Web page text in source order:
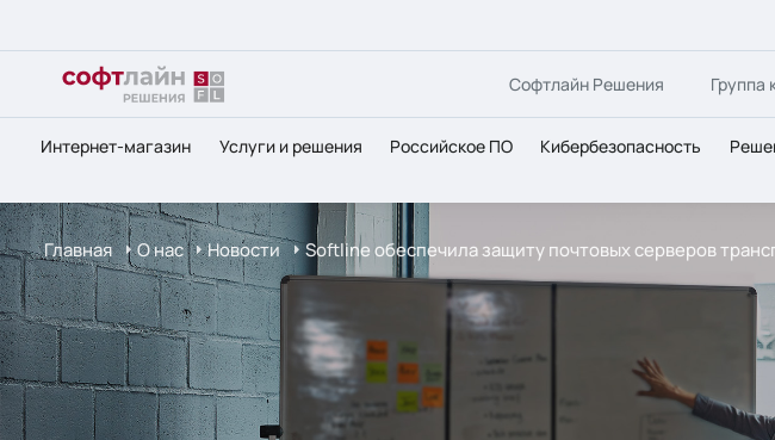
Софтлайн Решения Группа
Интернет-магазин Услуги и решения Российское ПО Кибербезопасность
Главная О нас Новости Softline обеспечила защиту почтовых серверов